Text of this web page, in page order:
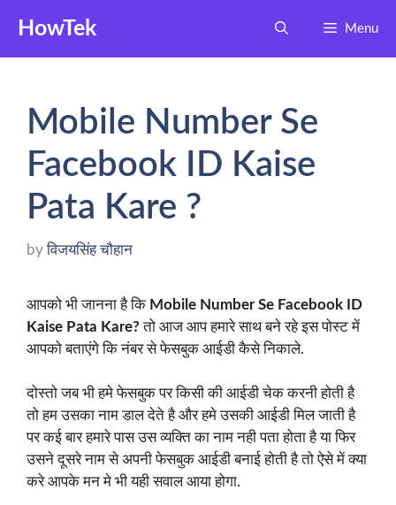
content
HowTek Menu
Mobile Number Se
Facebook ID Kaise
Pata Kare ?
byविजयसिंह चौहान
आपको भी जानना है कि Mobile Number Se Facebook ID
Kaise Pata Kare? तो आज आप हमारे साथ बने रहे इस पोस्ट में
आपको बताएंगे कि नंबर से फेसबुक आईडी कैसे निकाले.
दोस्तो जब भी हमे फेसबुक पर किसी की आईडी चेक करनी होती है
तो हम उसका नाम डाल देते है और हमे उसकी आईडी मिल जाती है
पर कई बार हमारे पास उस व्यक्ति का नाम नही पता होता है या फिर
उसने दूसरे नाम से अपनी फेसबुक आईडी बनाई होती है तो ऐसे में क्या
करे आपके मन मे भी यही सवाल आया होगा.